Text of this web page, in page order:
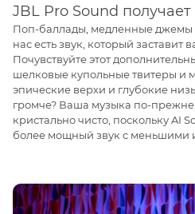
JBL Pro Sound
Поп-баллады, медленные джемы
нас есть звук, который заставит
Почувствуйте этот
шелковые купольные твитеры и
эпические верхи и глубокие
громче? Ваша музыка по-
кристально чисто, поскольку AI
более мощный звук с меньшими